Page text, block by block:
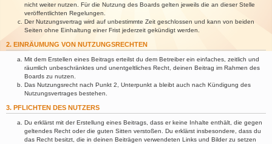
nicht weiter nutzen. Für die Nutzung des Boards gelten jeweils die an dieser Stelle
veröffentlichten Regelungen.
Der Nutzungsvertrag wird auf unbestimmte Zeit geschlossen und kann von beiden
Seiten ohne Einhaltung einer Frist jederzeit gekündigt werden.
2. EINRÄUMUNG VON NUTZUNGSRECHTEN
Mit dem Erstellen eines Beitrags erteilst du dem Betreiber ein einfaches, zeitlich und
räumlich unbeschränktes und unentgeltliches Recht, deinen Beitrag im Rahmen des
Boards zu nutzen.
Das Nutzungsrecht nach Punkt 2, Unterpunkt a bleibt auch nach Kündigung des
Nutzungsvertrages bestehen.
3. PFLICHTEN DES NUTZERS
Du erklärst mit der Erstellung eines Beitrags, dass er keine Inhalte enthält, die gegen
geltendes Recht oder die guten Sitten verstoßen. Du erklärst insbesondere, dass du
das Recht besitzt, die in deinen Beiträgen verwendeten Links und Bilder zu setzen